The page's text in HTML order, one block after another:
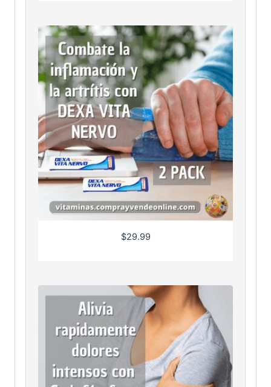
$29.99